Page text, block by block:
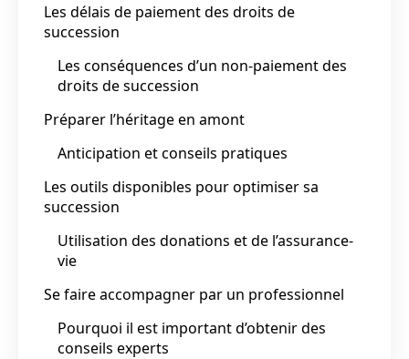
Les délais de paiement des droits de
succession
Les conséquences d’un non-paiement des
droits de succession
Préparer l’héritage en amont
Anticipation et conseils pratiques
Les outils disponibles pour optimiser sa
succession
Utilisation des donations et de l’assurance-
vie
Se faire accompagner par un professionnel
Pourquoi il est important d’obtenir des
conseils experts